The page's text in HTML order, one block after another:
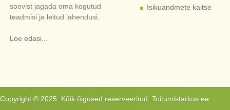
soovist jagada oma kogutud
teadmisi ja leitud lahendusi.
Loe edasi...
Isikuandmete kaitse
Copyright © 2025. Kõik õigused reserveeritud. Toitumistarkus.ee